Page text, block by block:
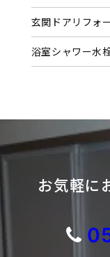
玄関ドアリフォ
浴室シャワー
お気軽に